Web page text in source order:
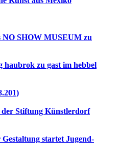
NO SHOW MUSEUM zu
haubrok zu gast im hebbel
der Stiftung Künstlerdorf
startet Jugend-